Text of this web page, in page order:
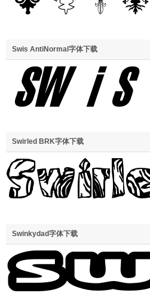
Swis AntiNormal字体下载
Swirled BRK字体下载
Swinkydad字体下载